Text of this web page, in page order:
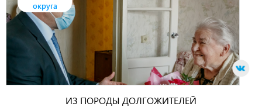
округа
ИЗ ПОРОДЫ ДОЛГОЖИТЕЛЕЙ